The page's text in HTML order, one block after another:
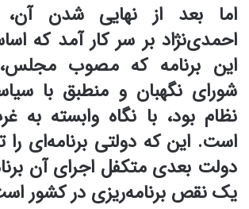
اما بعد از نهایی شدن
احمدی‌نژاد بر سر کار آمد که
این برنامه که مصوب مجلس،
شورای نگهبان و منطبق با
نظام بود، با نگاه وابسته به
است. این که دولتی برنامه‌ای را
دولت بعدی متکفل اجرای آن
یک نقص برنامه‌ریزی در کشور